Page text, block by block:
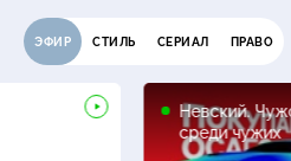
ЭФИР СТИЛЬ СЕРИАЛ ПРАВО
Невский.
среди чужих